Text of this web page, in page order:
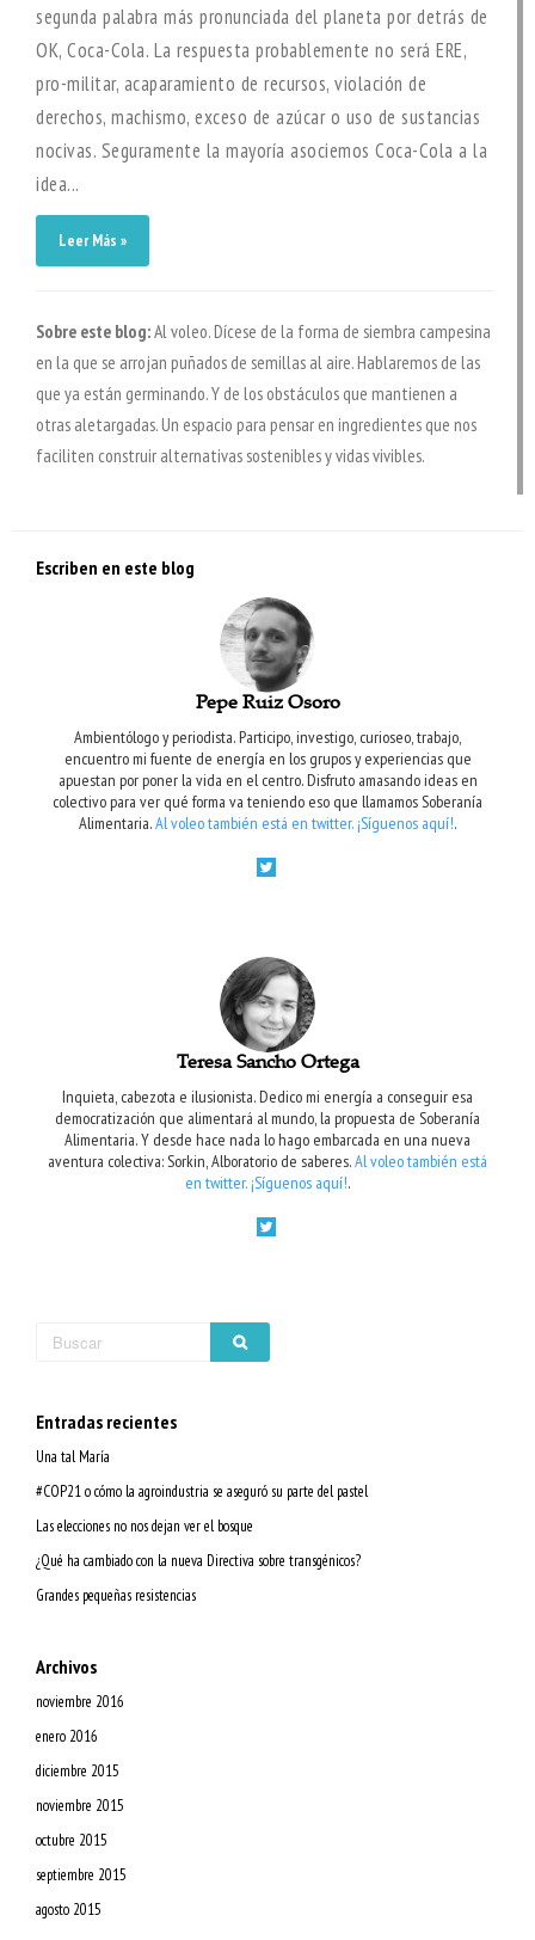
segunda palabra más pronunciada del planeta por detrás de
OK, Coca-Cola. La respuesta probablemente no será ERE,
pro-militar, acaparamiento de recursos, violación de
derechos, machismo, exceso de azúcar o uso de sustancias
nocivas. Seguramente la mayoría asociemos Coca-Cola a la
idea...
Leer Más »
Sobre este blog:Al voleo. Dícese de la forma de siembra campesina
en la que se arrojan puñados de semillas al aire. Hablaremos de las
que ya están germinando. Y de los obstáculos que mantienen a
otras aletargadas. Un espacio para pensar en ingredientes que nos
faciliten construir alternativas sostenibles y vidas vivibles.
Escriben en este blog
Pepe Ruiz Osoro
Ambientólogo y periodista. Participo, investigo, curioseo, trabajo,
encuentro mi fuente de energía en los grupos y experiencias que
apuestan por poner la vida en el centro. Disfruto amasando ideas en
colectivo para ver qué forma va teniendo eso que llamamos Soberanía
Alimentaria.Al voleo también está en twitter. ¡Síguenos aquí!.
Teresa Sancho Ortega
Inquieta, cabezota e ilusionista. Dedico mi energía a conseguir esa
democratización que alimentará al mundo, la propuesta de Soberanía
Alimentaria. Y desde hace nada lo hago embarcada en una nueva
aventura colectiva: Sorkin, Alboratorio de saberes.Al voleo también está
en twitter. ¡Síguenos aquí!.
Entradas recientes
Una tal María
#COP21 o cómo la agroindustria se aseguró su parte del pastel
Las elecciones no nos dejan ver el bosque
¿Qué ha cambiado con la nueva Directiva sobre transgénicos?
Grandes pequeñas resistencias
Archivos
noviembre 2016
enero 2016
diciembre 2015
noviembre 2015
octubre 2015
septiembre 2015
agosto 2015